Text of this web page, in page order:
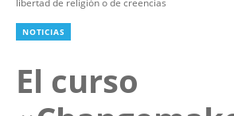
libertad de religión o de creencias
NOTICIAS
El curso